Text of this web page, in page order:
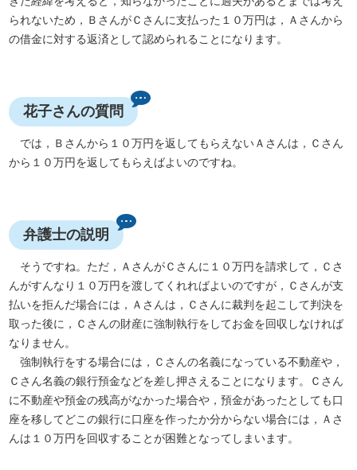
られないため，ＢさんがＣさんに支払った１０万円は，Ａさんから
の借金に対する返済として認められることになります。
花子さんの質問
では，Ｂさんから１０万円を返してもらえないＡさんは，Ｃさん
から１０万円を返してもらえばよいのですね。
弁護士の説明
そうですね。ただ，ＡさんがＣさんに１０万円を請求して，Ｃさ
んがすんなり１０万円を渡してくれればよいのですが，Ｃさんが支
払いを拒んだ場合には，Ａさんは，Ｃさんに裁判を起こして判決を
取った後に，Ｃさんの財産に強制執行をしてお金を回収しなければ
なりません。
強制執行をする場合には，Ｃさんの名義になっている不動産や，
Ｃさん名義の銀行預金などを差し押さえることになります。Ｃさん
に不動産や預金の残高がなかった場合や，預金があったとしても口
座を移してどこの銀行に口座を作ったか分からない場合には，Ａさ
んは１０万円を回収することが困難となってしまいます。